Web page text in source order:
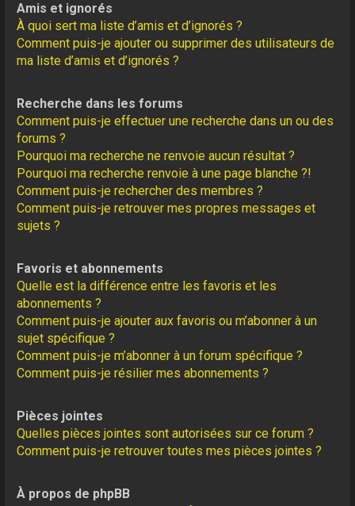
Amis et ignorés
À quoi sert ma liste d’amis et d’ignorés ?
Comment puis-je ajouter ou supprimer des utilisateurs de
ma liste d’amis et d’ignorés ?
Recherche dans les forums
Comment puis-je effectuer une recherche dans un ou des
forums ?
Pourquoi ma recherche ne renvoie aucun résultat ?
Pourquoi ma recherche renvoie à une page blanche ?!
Comment puis-je rechercher des membres ?
Comment puis-je retrouver mes propres messages et
sujets ?
Favoris et abonnements
Quelle est la différence entre les favoris et les
abonnements ?
Comment puis-je ajouter aux favoris ou m’abonner à un
sujet spécifique ?
Comment puis-je m’abonner à un forum spécifique ?
Comment puis-je résilier mes abonnements ?
Pièces jointes
Quelles pièces jointes sont autorisées sur ce forum ?
Comment puis-je retrouver toutes mes pièces jointes ?
À propos de phpBB